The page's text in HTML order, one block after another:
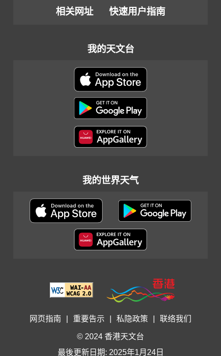
相关网址
快速用户指南
我的天文台
我的世界天气
网页指南 重要告示 私隐政策 联络我们
© 2024 香港天文台
最後更新日期: 2025年1月24日